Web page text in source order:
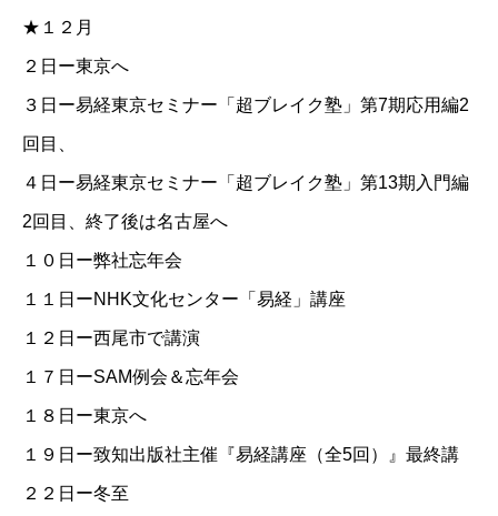
★１２月
２日ー東京へ
３日ー易経東京セミナー「超ブレイク塾」第7期応用編2
回目
４日ー易経東京セミナー「超ブレイク塾」第13期入門編
2回目 、終了後は名古屋へ
１０日ー弊社忘年会
１１日ーNHK文化センター「易経」講座
１２日ー西尾市で講演
１７日ーSAM例会＆忘年会
１８日ー東京へ
１９日ー致知出版社主催『易経講座（全5回）』最終講
２２日ー冬至